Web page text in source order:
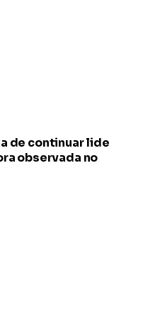
de continuar lide
observada no